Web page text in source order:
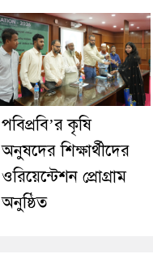
পবিপ্রবি’র কৃষি
অনুষদের শিক্ষার্থীদের
ওরিয়েন্টেশন প্রোগ্রাম
অনুষ্ঠিত